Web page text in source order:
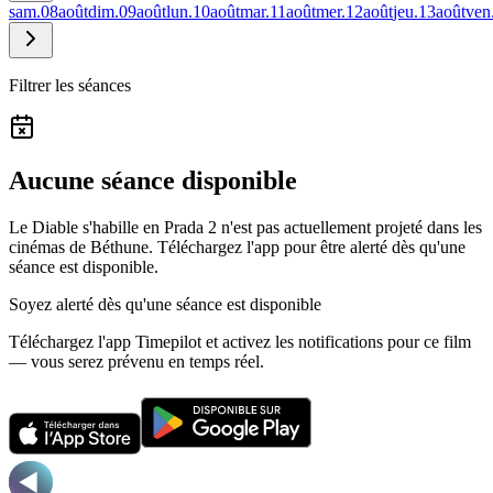
sam.08aoûtdim.09aoûtlun.10aoûtmar.11aoûtmer.12aoûtjeu.13août
Filtrer les séances
Aucune séance disponible
Le Diable s'habille en Prada 2 n'est pas actuellement projeté dans les
cinémas de Béthune. Téléchargez l'app pour être alerté dès qu'une
séance est disponible.
Soyez alerté dès qu'une séance est disponible
Téléchargez l'app Timepilot et activez les notifications pour ce film
— vous serez prévenu en temps réel.